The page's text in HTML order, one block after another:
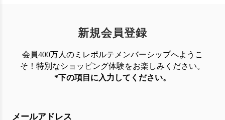
新規会員登録
会員400万人のミレポルテメンバーシップへようこ
そ！特別なショッピング体験を お楽しみください。
*下の項目に入力してください。
メールアドレス